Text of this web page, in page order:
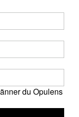
du Opulens